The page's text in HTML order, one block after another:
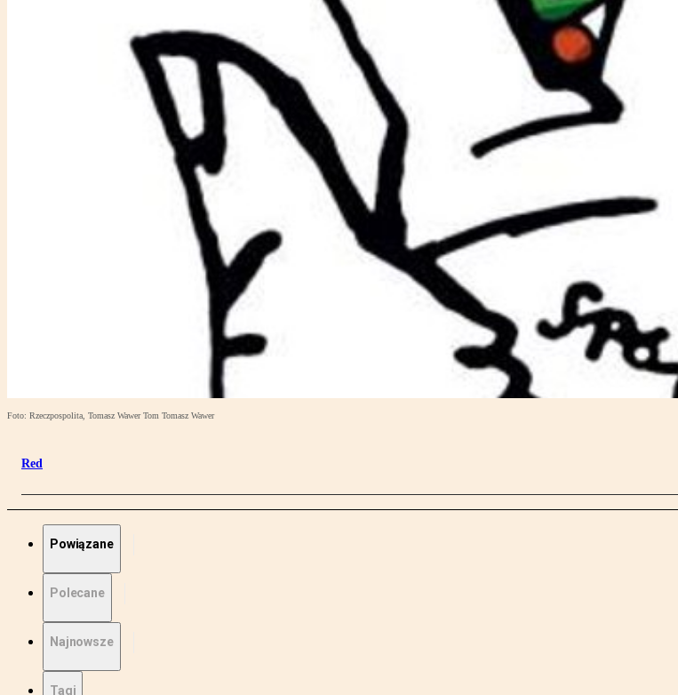
Foto: Rzeczpospolita, Tomasz Wawer Tom Tomasz Wawer
Red
Powiązane
Polecane
Najnowsze
Tagi